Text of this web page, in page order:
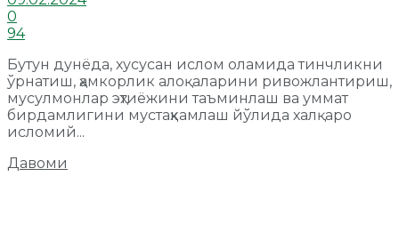
0
94
Бутун дунёда, хусусан ислом оламида тинчликни
ўрнатиш, ҳамкорлик алоқаларини ривожлантириш,
мусулмонлар эҳтиёжини таъминлаш ва уммат
бирдамлигини мустаҳкамлаш йўлида халқаро
исломий...
Давоми